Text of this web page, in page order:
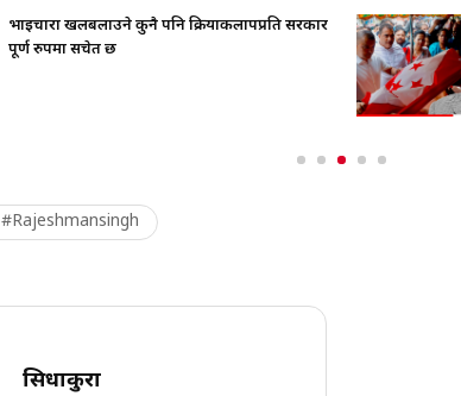
भाइचारा खलबलाउने कुनै पनि क्रियाकलापप्रति सरकार
पूर्ण रुपमा सचेत छ
#Rajeshmansingh
सिधाकुरा